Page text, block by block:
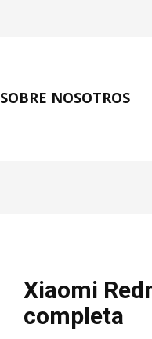
SOBRE NOSOTROS
Xiaomi
completa